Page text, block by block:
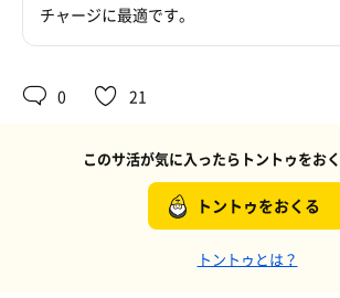
チャージに最適です。
0 21
このサ活が気に入ったらトントゥをお
トントゥをおくる
トントゥとは？